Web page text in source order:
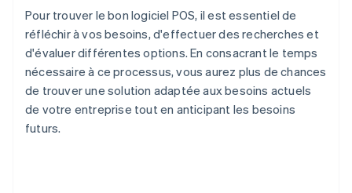
Pour trouver le bon logiciel POS, il est essentiel de
réfléchir à vos besoins, d'effectuer des recherches et
d'évaluer différentes options. En consacrant le temps
nécessaire à ce processus, vous aurez plus de chances
de trouver une solution adaptée aux besoins actuels
de votre entreprise tout en anticipant les besoins
futurs.